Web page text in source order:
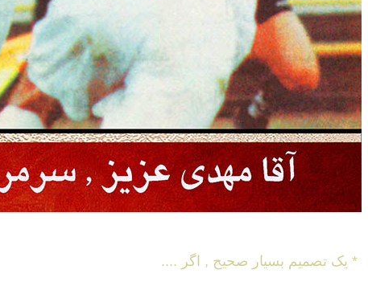
* یک تصمیم بسیار صحیح , اگر ....